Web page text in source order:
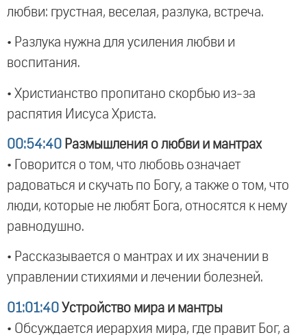
любви: грустная, веселая, разлука, встреча.
• Разлука нужна для усиления любви и
воспитания.
• Христианство пропитано скорбью из-за
распятия Иисуса Христа.
00:54:40 Размышления о любви и мантрах
• Говорится о том, что любовь означает
радоваться и скучать по Богу, а также о том, что
люди, которые не любят Бога, относятся к нему
равнодушно.
• Рассказывается о мантрах и их значении в
управлении стихиями и лечении болезней.
01:01:40 Устройство мира и мантры
• Обсуждается иерархия мира, где правит Бог, а